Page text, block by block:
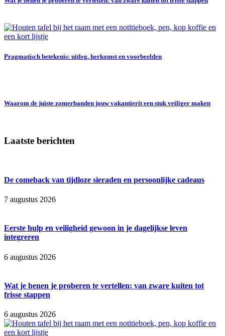
Pragmatisch betekenis: uitleg, herkomst en voorbeelden
Waarom de juiste zomerbanden jouw vakantierit een stuk veiliger maken
Laatste berichten
De comeback van tijdloze sieraden en persoonlijke cadeaus
7 augustus 2026
Eerste hulp en veiligheid gewoon in je dagelijkse leven
integreren
6 augustus 2026
Wat je benen je proberen te vertellen: van zware kuiten tot
frisse stappen
6 augustus 2026